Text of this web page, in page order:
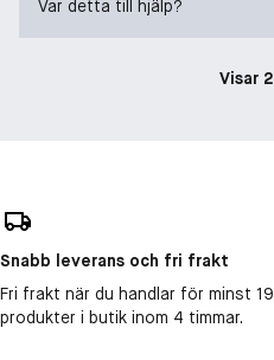
Var detta till hjälp?
Visar
Snabb leverans och fri frakt
Fri frakt när du handlar för minst
produkter i butik inom 4 timmar.